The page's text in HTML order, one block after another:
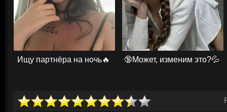
Ищу партнёра на ночь🔥 🔞Может, изменим это?💦